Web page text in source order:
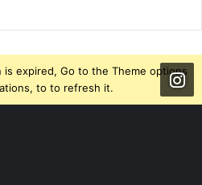
is expired, Go to the Theme options
to to refresh it.